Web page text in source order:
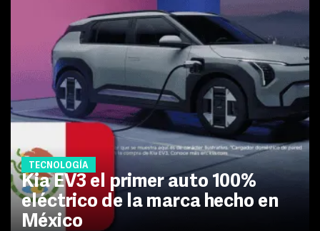
TECNOLOGÍA
Kia EV3 el primer auto 100%
eléctrico de la marca hecho en
México